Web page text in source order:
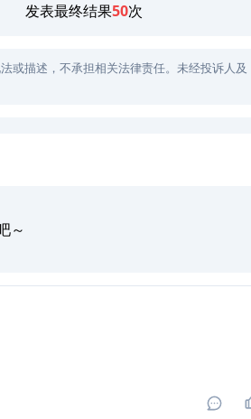
发表最终结果50次
或描述，不承担相关法律责任。未经投诉人及
～